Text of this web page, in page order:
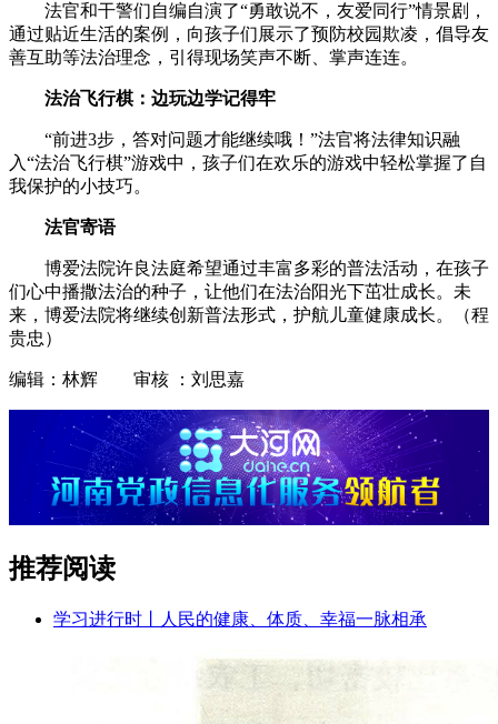
法官和干警们自编自演了“勇敢说不，友爱同行”情景剧，
通过贴近生活的案例，向孩子们展示了预防校园欺凌，倡导友
善互助等法治理念，引得现场笑声不断、掌声连连。
法治飞行棋：边玩边学记得牢
“前进3步，答对问题才能继续哦！”法官将法律知识融
入“法治飞行棋”游戏中，孩子们在欢乐的游戏中轻松掌握了自
我保护的小技巧。
法官寄语
博爱法院许良法庭希望通过丰富多彩的普法活动，在孩子
们心中播撒法治的种子，让他们在法治阳光下茁壮成长。未
来，博爱法院将继续创新普法形式，护航儿童健康成长。（程
贵忠）
编辑：林辉 审核 ：刘思嘉
推荐阅读
学习进行时丨人民的健康、体质、幸福一脉相承